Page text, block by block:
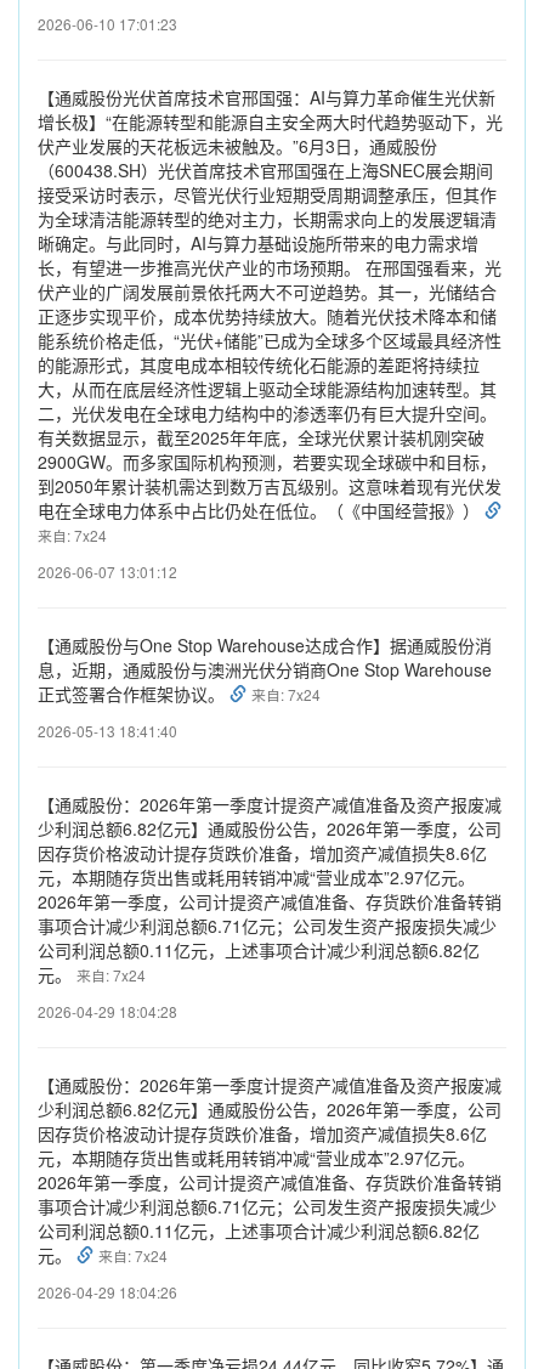
2026-06-10 17:01:23
【通威股份光伏首席技术官邢国强：AI与算力革命催生光伏新
增长极】“在能源转型和能源自主安全两大时代趋势驱动下，光
伏产业发展的天花板远未被触及。”6月3日，通威股份
（600438.SH）光伏首席技术官邢国强在上海SNEC展会期间
接受采访时表示，尽管光伏行业短期受周期调整承压，但其作
为全球清洁能源转型的绝对主力，长期需求向上的发展逻辑清
晰确定。与此同时，AI与算力基础设施所带来的电力需求增
长，有望进一步推高光伏产业的市场预期。 在邢国强看来，光
伏产业的广阔发展前景依托两大不可逆趋势。其一，光储结合
正逐步实现平价，成本优势持续放大。随着光伏技术降本和储
能系统价格走低，“光伏+储能”已成为全球多个区域最具经济性
的能源形式，其度电成本相较传统化石能源的差距将持续拉
大，从而在底层经济性逻辑上驱动全球能源结构加速转型。其
二，光伏发电在全球电力结构中的渗透率仍有巨大提升空间。
有关数据显示，截至2025年年底，全球光伏累计装机刚突破
2900GW。而多家国际机构预测，若要实现全球碳中和目标，
到2050年累计装机需达到数万吉瓦级别。这意味着现有光伏发
电在全球电力体系中占比仍处在低位。（《中国经营报》）
来自: 7x24
2026-06-07 13:01:12
【通威股份与One Stop Warehouse达成合作】据通威股份消
息，近期，通威股份与澳洲光伏分销商One Stop Warehouse
正式签署合作框架协议。
来自: 7x24
2026-05-13 18:41:40
【通威股份：2026年第一季度计提资产减值准备及资产报废减
少利润总额6.82亿元】通威股份公告，2026年第一季度，公司
因存货价格波动计提存货跌价准备，增加资产减值损失8.6亿
元，本期随存货出售或耗用转销冲减“营业成本”2.97亿元。
2026年第一季度，公司计提资产减值准备、存货跌价准备转销
事项合计减少利润总额6.71亿元；公司发生资产报废损失减少
公司利润总额0.11亿元，上述事项合计减少利润总额6.82亿
元。 来自: 7x24
2026-04-29 18:04:28
【通威股份：2026年第一季度计提资产减值准备及资产报废减
少利润总额6.82亿元】通威股份公告，2026年第一季度，公司
因存货价格波动计提存货跌价准备，增加资产减值损失8.6亿
元，本期随存货出售或耗用转销冲减“营业成本”2.97亿元。
2026年第一季度，公司计提资产减值准备、存货跌价准备转销
事项合计减少利润总额6.71亿元；公司发生资产报废损失减少
公司利润总额0.11亿元，上述事项合计减少利润总额6.82亿
元。
来自: 7x24
2026-04-29 18:04:26